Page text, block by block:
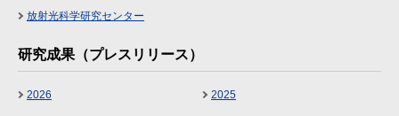
放射光科学研究センター
研究成果（プレスリリース）
2026 2025